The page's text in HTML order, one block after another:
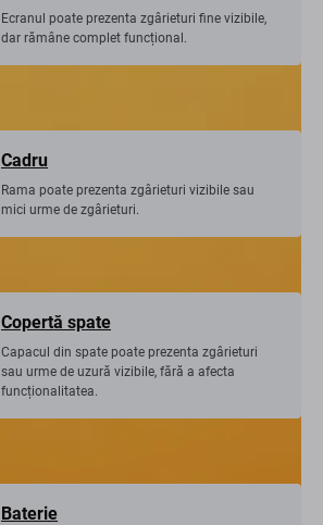
Ecranul poate prezenta zgârieturi fine vizibile,
dar rămâne complet funcțional.
Cadru
Rama poate prezenta zgârieturi vizibile sau
mici urme de zgârieturi.
Copertă spate
Capacul din spate poate prezenta zgârieturi
sau urme de uzură vizibile, fără a afecta
funcționalitatea.
Baterie